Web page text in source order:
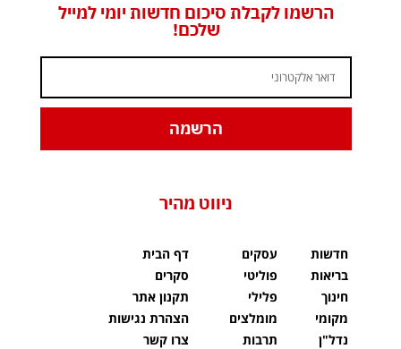
הרשמו לקבלת סיכום חדשות יומי למייל
שלכם!
הרשמה
ניווט מהיר
חדשות
בריאות
חינוך
מקומי
נדל"ן
עסקים
פוליטי
פלילי
מומלצים
תרבות
דף הבית
סקרים
תקנון אתר
הצהרת נגישות
צרו קשר